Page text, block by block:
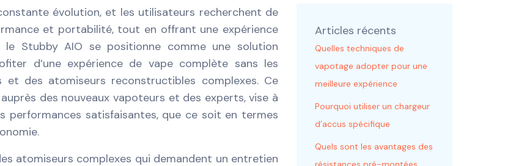
évolution, et les utilisateurs recherchent de
et portabilité, tout en offrant une expérience
Stubby AIO se positionne comme une solution
d’une expérience de vape complète sans les
des atomiseurs reconstructibles complexes. Ce
des nouveaux vapoteurs et des experts, vise à
performances satisfaisantes, que ce soit en termes
atomiseurs complexes qui demandent un entretien
Articles récents
Quelles techniques de
vapotage adopter pour une
meilleure expérience
Pourquoi utiliser un chargeur
d’accus spécifique
Quels sont les avantages des